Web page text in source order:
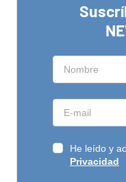
He leído y
Privacidad